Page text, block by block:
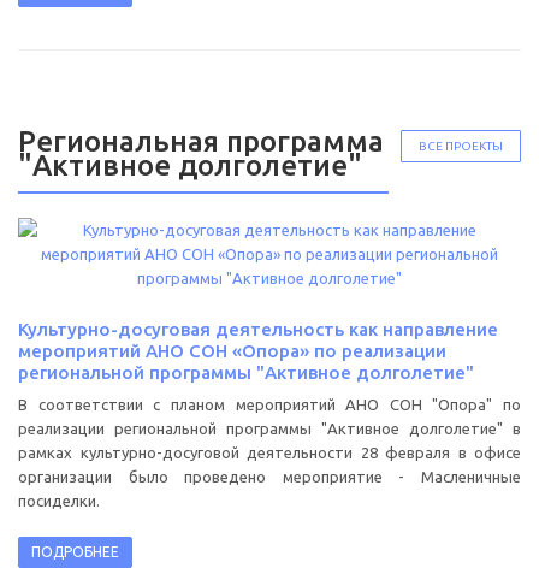
ВСЕ ПРОЕКТЫ
Региональная программа
"Активное долголетие"
Культурно-досуговая деятельность как направление
мероприятий АНО СОН «Опора» по реализации
региональной программы "Активное долголетие"
В соответствии с планом мероприятий АНО СОН "Опора" по
реализации региональной программы "Активное долголетие" в
рамках культурно-досуговой деятельности 28 февраля в офисе
организации было проведено мероприятие - Масленичные
посиделки.
ПОДРОБНЕЕ